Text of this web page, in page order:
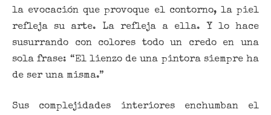
la evocación que provoque el contorno, la piel
refleja su arte. La refleja a ella. Y lo hace
susurrando con colores todo un credo en una
sola frase: “El lienzo de una pintora siempre ha
de ser una misma.”
Sus complejidades interiores enchumban el